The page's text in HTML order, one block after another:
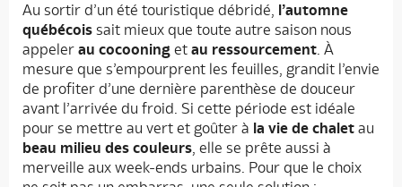
Au sortir d’un été touristique débridé, l’automne
québécois sait mieux que toute autre saison nous
appeler au cocooning et au ressourcement. À
mesure que s’empourprent les feuilles, grandit l’envie
de profiter d’une dernière parenthèse de douceur
avant l’arrivée du froid. Si cette période est idéale
pour se mettre au vert et goûter à la vie de chalet au
beau milieu des couleurs, elle se prête aussi à
merveille aux week-ends urbains. Pour que le choix